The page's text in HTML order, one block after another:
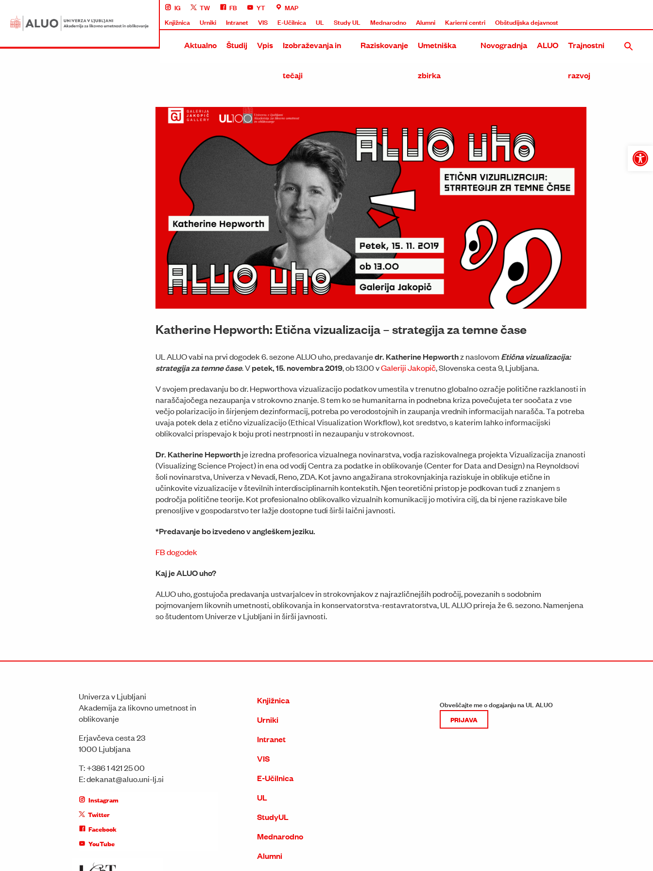
Open
IG TW FB YT
MAP
Knjižnica
Urniki Intranet VIS E-Učilnica UL Study UL Mednarodno Alumni Karierni centri Obštudijska dejavnost
Aktualno Študij Vpis Izobraževanja in
tečaji
Raziskovanje Umetniška
zbirka
Novogradnja
Rekonstrukcija in dozidava obstoječega objekta ALUO
Tri umetniške akademije na Roški
Skupna stavba treh umetniških akademij na Metelkovi
Prenova in širitev Akademije na Erjavčevi in Dolenjski
Umetniški paviljon na Erjavčevi cesti za Akademijo
ALUO Trajnostni
razvoj
Katherine Hepworth: Etična vizualizacija – strategija za temne čase
UL ALUO vabi na prvi dogodek 6. sezone ALUO uho, predavanjedr. Katherine Hepworthz naslovom Etična vizualizacija:
strategija za temne čase. Vpetek, 15. novembra 2019, ob 13.00 vGaleriji Jakopič, Slovenska cesta 9, Ljubljana.
V svojem predavanju bo dr. Hepworthova vizualizacijo podatkov umestila v trenutno globalno ozračje politične razklanosti in
naraščajočega nezaupanja v strokovno znanje. S tem ko se humanitarna in podnebna kriza povečujeta ter soočata z vse
večjo polarizacijo in širjenjem dezinformacij, potreba po verodostojnih in zaupanja vrednih informacijah narašča. Ta potreba
uvaja potek dela z etično vizualizacijo (Ethical Visualization Workflow), kot sredstvo, s katerim lahko informacijski
oblikovalci prispevajo k boju proti nestrpnosti in nezaupanju v strokovnost.
Dr. Katherine Hepworthje izredna profesorica vizualnega novinarstva, vodja raziskovalnega projekta Vizualizacija znanosti
(Visualizing Science Project) in ena od vodij Centra za podatke in oblikovanje (Center for Data and Design) na Reynoldsovi
šoli novinarstva, Univerza v Nevadi, Reno, ZDA. Kot javno angažirana strokovnjakinja raziskuje in oblikuje etične in
učinkovite vizualizacije v številnih interdisciplinarnih kontekstih. Njen teoretični pristop je podkovan tudi z znanjem s
področja politične teorije. Kot profesionalno oblikovalko vizualnih komunikacij jo motivira cilj, da bi njene raziskave bile
prenosljive v gospodarstvo ter lažje dostopne tudi širši laični javnosti.
*Predavanje bo izvedeno v angleškem jeziku.
FB dogodek
Kaj je ALUO uho?
ALUO uho, gostujoča predavanja ustvarjalcev in strokovnjakov z najrazličnejših področij, povezanih s sodobnim
pojmovanjem likovnih umetnosti, oblikovanja in konservatorstva-restavratorstva, UL ALUO prireja že 6. sezono. Namenjena
so študentom Univerze v Ljubljani in širši javnosti.
Univerza v Ljubljani
Akademija za likovno umetnost in
oblikovanje
Erjavčeva cesta 23
1000 Ljubljana
T:+386 1 421 25 00
E:dekanat@aluo.uni-lj.si
Instagram
Twitter
Facebook
YouTube
Knjižnica
Urniki
Intranet
VIS
E-Učilnica
UL
StudyUL
Mednarodno
Alumni
Obveščajte me o dogajanju na UL ALUO
PRIJAVA